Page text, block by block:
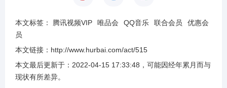
本文标签： 腾讯视频VIP 唯品会 QQ音乐 联合会员
优惠会
员
本文链接： http://www.hurbai.com/act/515
本文最后更新于： 2022-04-15 17:33:48 ，可能因经年累月而与
现状有所差异。